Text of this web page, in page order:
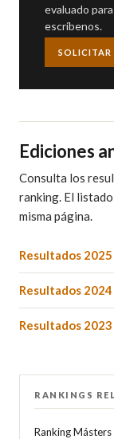
evaluado
escríbenos.
Ediciones
Consulta los
ranking. El
misma página.
Resultados 2025
Resultados 2024
Resultados 2023
RANKINGS
Ranking